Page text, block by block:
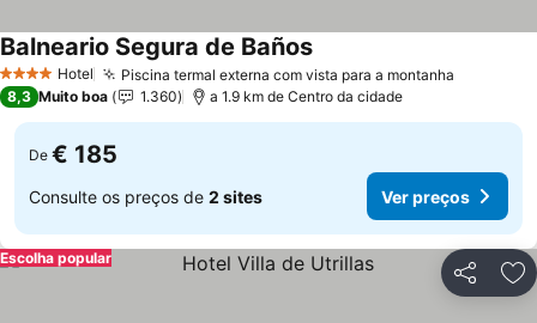
4 EstrelasHotel Piscina termal externa com vista para a montanha
Balneario Segura de BañosVer preços
8,3 Muito boa 1.360 a 1.9 km de Centro da cidade
De € 185
Consulte os preços de 2 sites Ver preços
Partilhar
Escolha popular